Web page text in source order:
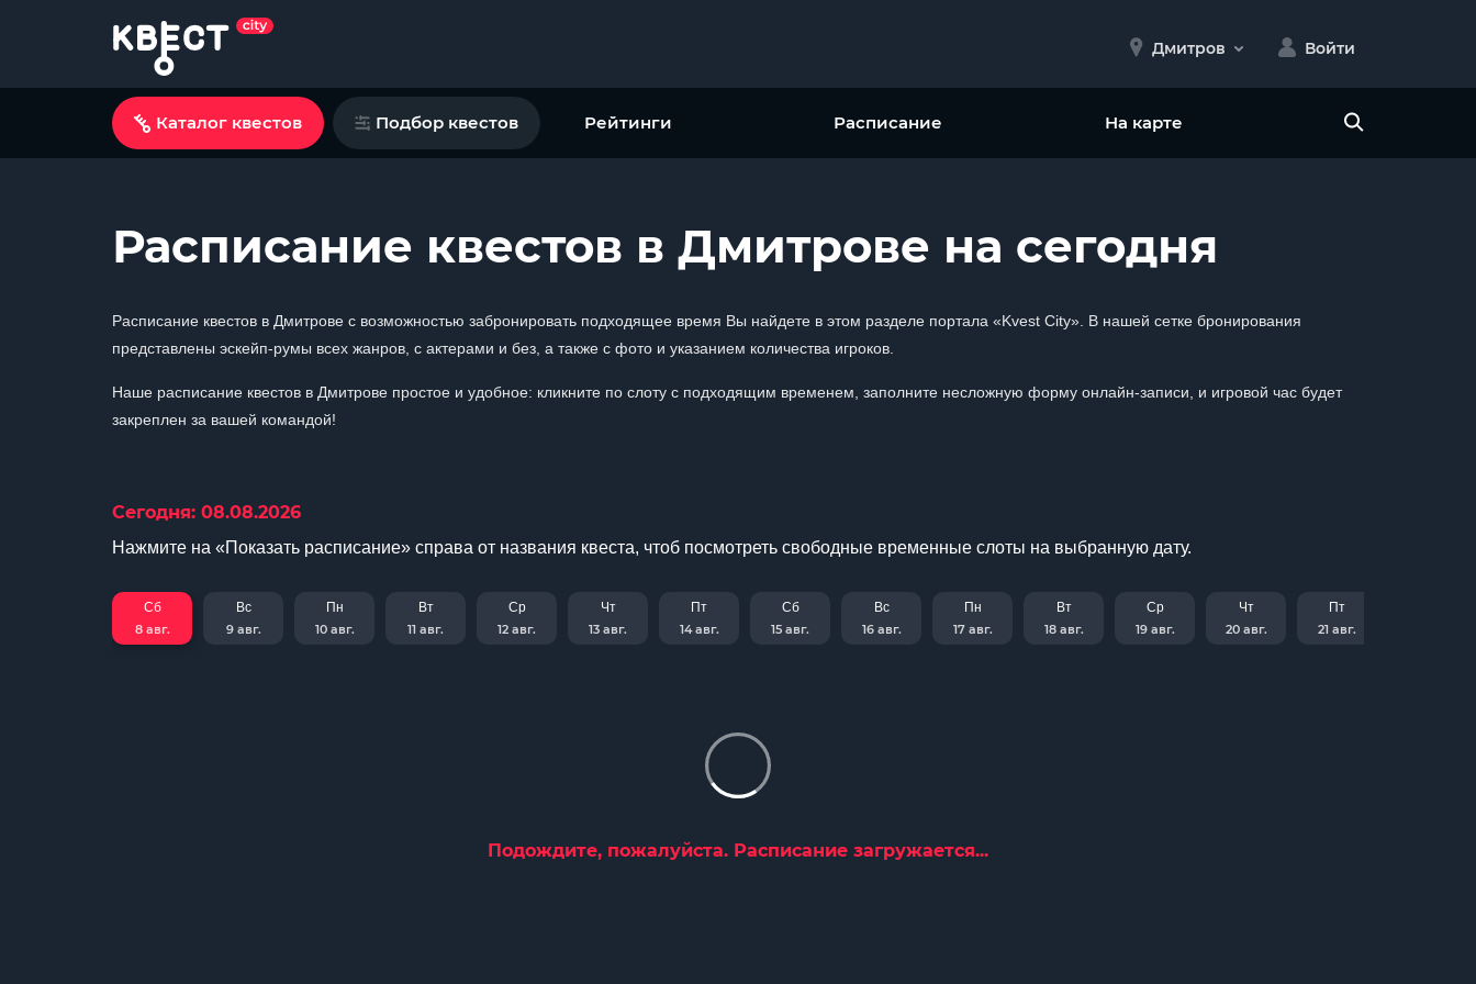
Дмитров Войти
Каталог квестов Подбор квестов Рейтинги Расписание На карте
Расписание квестов в Дмитрове на сегодня
Расписание квестов в Дмитрове с возможностью забронировать подходящее время Вы найдете в этом разделе портала «Kvest City». В нашей сетке бронирования
представлены эскейп-румы всех жанров, с актерами и без, а также с фото и указанием количества игроков.
Наше расписание квестов в Дмитрове простое и удобное: кликните по слоту с подходящим временем, заполните несложную форму онлайн-записи, и игровой час будет
закреплен за вашей командой!
Сегодня: 08.08.2026
Нажмите на «Показать расписание» справа от названия квеста, чтоб посмотреть свободные временные слоты на выбранную дату.
Сб
8 авг.
Вс
9 авг.
Пн
10 авг.
Вт
11 авг.
Ср
12 авг.
Чт
13 авг.
Пт
14 авг.
Сб
15 авг.
Вс
16 авг.
Пн
17 авг.
Вт
18 авг.
Ср
19 авг.
Чт
20 авг.
Пт
21 авг.
Подождите, пожалуйста. Расписание загружается...